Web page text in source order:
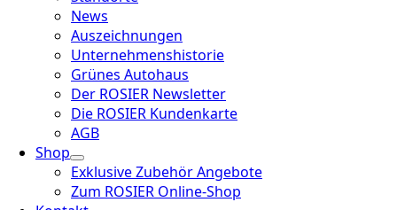
News
Auszeichnungen
Unternehmenshistorie
Grünes Autohaus
Der ROSIER Newsletter
Die ROSIER Kundenkarte
AGB
Shop
Exklusive Zubehör Angebote
Zum ROSIER Online-Shop